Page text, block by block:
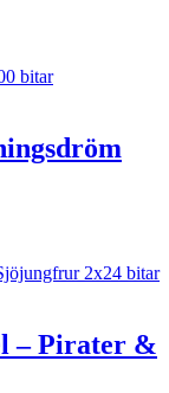
– Pirater &